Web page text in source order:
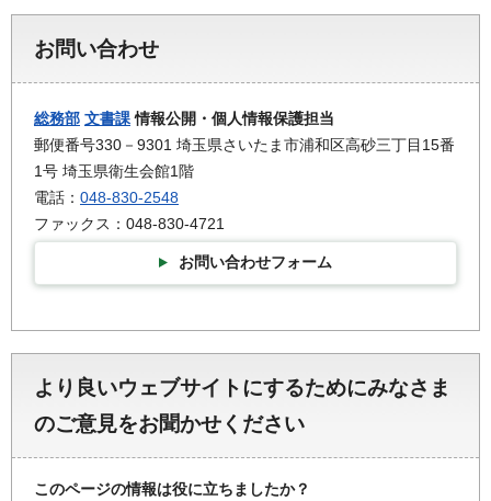
お問い合わせ
総務部 文書課情報公開・個人情報保護担当
郵便番号330－9301 埼玉県さいたま市浦和区高砂三丁目15番
1号 埼玉県衛生会館1階
電話： 048-830-2548
ファックス：048-830-4721
お問い合わせフォーム
より良いウェブサイトにするためにみなさま
のご意見をお聞かせください
このページの情報は役に立ちましたか？